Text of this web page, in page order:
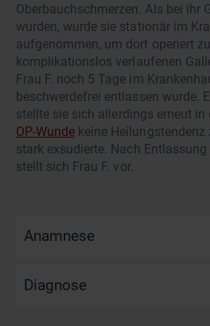
Oberbauchschmerzen. Als bei ihr
wurden, wurde sie stationär im
aufgenommen, um dort operiert
komplikationslos verlaufenen
Frau F. noch 5 Tage im
beschwerdefrei entlassen wurde.
stellte sie sich allerdings erneut in
OP-Wunde keine
stark exsudierte. Nach
stellt sich Frau F. vor.
Anamnese
Diagnose